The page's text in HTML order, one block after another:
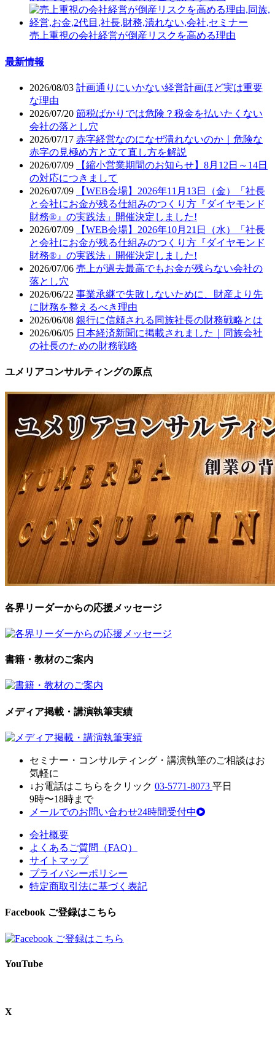
売上重視の会社経営が倒産リスクを高める理由
最新情報
2026/08/03 計画通りにいかない経営計画ほど実は重要
な理由
2026/07/20 節税ばかりでは危険？税金を払いたくない
会社の落とし穴
2026/07/17 赤字経営なのになぜ潰れないのか｜危険な
赤字の見極め方と立て直し方を解説
2026/07/09
【縮小営業期間のお知らせ】8月12日～14日
の対応につきまして
2026/07/09
【WEB会場】2026年11月13日（金）「社長
と会社にお金が残る仕組みのつくり方『ダイヤモンド
財務®』の実践法」開催決定しました!
2026/07/09
【WEB会場】2026年10月21日（水）「社長
と会社にお金が残る仕組みのつくり方『ダイヤモンド
財務®』の実践法」開催決定しました!
2026/07/06 売上が過去最高でもお金が残らない会社の
落とし穴
2026/06/22 事業承継で失敗しないために、財産より先
に財務を整えるべき理由
2026/06/08 銀行に信頼される同族社長の財務戦略とは
2026/06/05 日本経済新聞に掲載されました｜同族会社
の社長のための財務戦略
ユメリアコンサルティングの原点
各界リーダーからの応援メッセージ
書籍・教材のご案内
メディア掲載・講演執筆実績
セミナー・ コンサルティング・ 講演執筆のご相談はお
気軽に
↓お電話はこちらをクリック 03-5771-8073 平日
9時〜18時まで
メールでのお問い合わせ24時間受付中
会社概要
よくあるご質問（FAQ）
サイトマップ
プライバシーポリシー
特定商取引法に基づく表記
Facebook ご登録はこちら
YouTube
X